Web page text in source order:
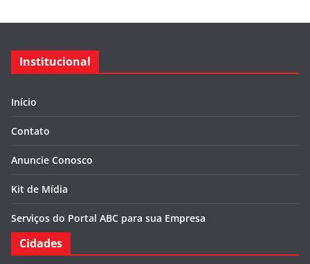
Institucional
Início
Contato
Anuncie Conosco
Kit de Mídia
Serviços do Portal ABC para sua Empresa
Cidades